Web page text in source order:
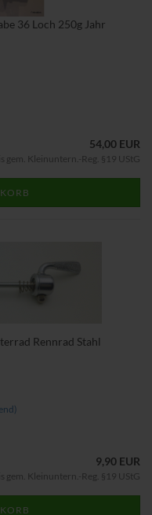
36 Loch 250g Jahr
54,00 EUR
gem. Kleinuntern.-Reg. §19 UStG
Rennrad Stahl
9,90 EUR
gem. Kleinuntern.-Reg. §19 UStG